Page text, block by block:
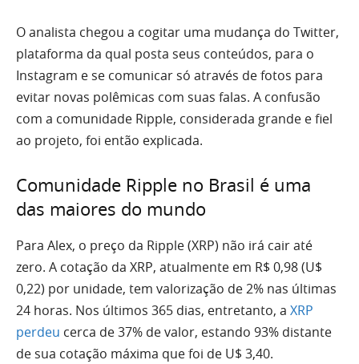
O analista chegou a cogitar uma mudança do Twitter,
plataforma da qual posta seus conteúdos, para o
Instagram e se comunicar só através de fotos para
evitar novas polêmicas com suas falas. A confusão
com a comunidade Ripple, considerada grande e fiel
ao projeto, foi então explicada.
Comunidade Ripple no Brasil é uma
das maiores do mundo
Para Alex, o preço da Ripple (XRP) não irá cair até
zero. A cotação da XRP, atualmente em R$ 0,98 (U$
0,22) por unidade, tem valorização de 2% nas últimas
24 horas. Nos últimos 365 dias, entretanto, a XRP
perdeu cerca de 37% de valor, estando 93% distante
de sua cotação máxima que foi de U$ 3,40.